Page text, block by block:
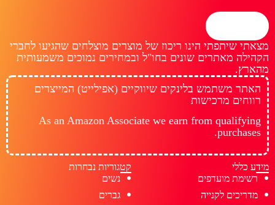
מצאתי שיתפתי הינו ריכוז של מוצרים מוצלחים שהגיעו לחברי
הקהילה מאתרים שונים בחו"ל ובמחירים נמוכים משמעותית
מהארץ.
האתר משתמש בלינקים שיווקיים (אפילייט) המייצרים
רווחים מרכישות
As an Amazon Associate we earn from qualifying
purchases.
מידע כללי
רשימת מועדפים
מדריכים לקנייה
קטגוריות נבחרות
נשים
גברים